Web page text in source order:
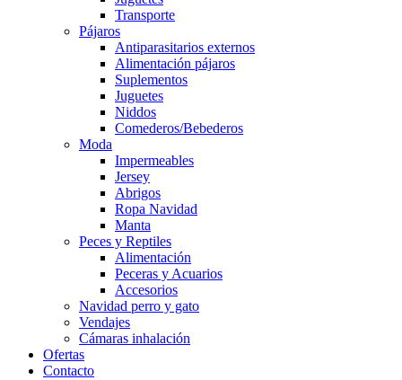
Transporte
Pájaros
Antiparasitarios externos
Alimentación pájaros
Suplementos
Juguetes
Niddos
Comederos/Bebederos
Moda
Impermeables
Jersey
Abrigos
Ropa Navidad
Manta
Peces y Reptiles
Alimentación
Peceras y Acuarios
Accesorios
Navidad perro y gato
Vendajes
Cámaras inhalación
Ofertas
Contacto